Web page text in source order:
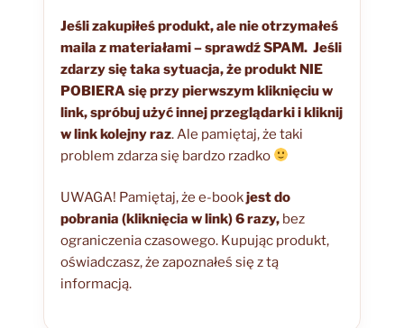
Jeśli zakupiłeś produkt, ale nie otrzymałeś
maila z materiałami – sprawdź SPAM. Jeśli
zdarzy się taka sytuacja, że produkt NIE
POBIERA się przy pierwszym kliknięciu w
link, spróbuj użyć innej przeglądarki i kliknij
w link kolejny raz. Ale pamiętaj, że taki
problem zdarza się bardzo rzadko
UWAGA! Pamiętaj, że e-bookjest do
pobrania (kliknięcia w link) 6 razy,bez
ograniczenia czasowego. Kupując produkt,
oświadczasz, że zapoznałeś się z tą
informacją.